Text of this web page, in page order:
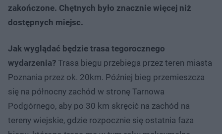
zakończone. Chętnych było znacznie więcej niż
dostępnych miejsc.
Jak wyglądać będzie trasa tegorocznego
wydarzenia? Trasa biegu przebiega przez teren miasta
Poznania przez ok. 20km. Później bieg przemieszcza
się na północny zachód w stronę Tarnowa
Podgórnego, aby po 30 km skręcić na zachód na
tereny wiejskie, gdzie rozpocznie się ostatnia faza